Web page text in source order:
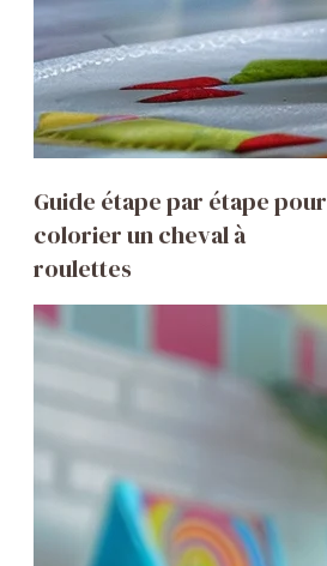
Guide étape par étape pour
colorier un cheval à
roulettes